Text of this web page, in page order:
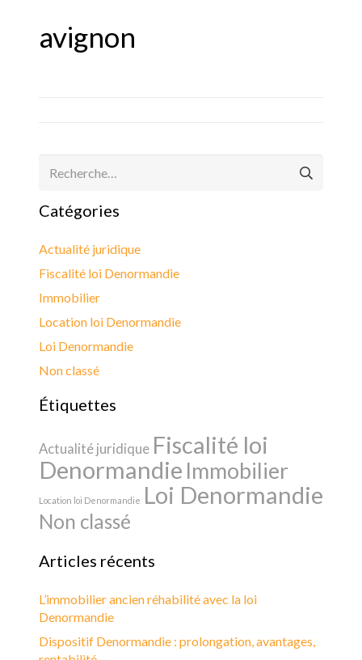
avignon
Catégories
Actualité juridique
Fiscalité loi Denormandie
Immobilier
Location loi Denormandie
Loi Denormandie
Non classé
Étiquettes
Actualité juridique Fiscalité loi
Denormandie Immobilier
Location loi Denormandie Loi Denormandie
Non classé
Articles récents
L’immobilier ancien réhabilité avec la loi
Denormandie
Dispositif Denormandie : prolongation, avantages,